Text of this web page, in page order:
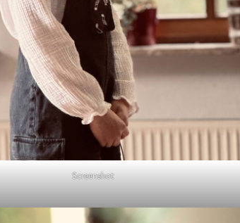
Screenshot